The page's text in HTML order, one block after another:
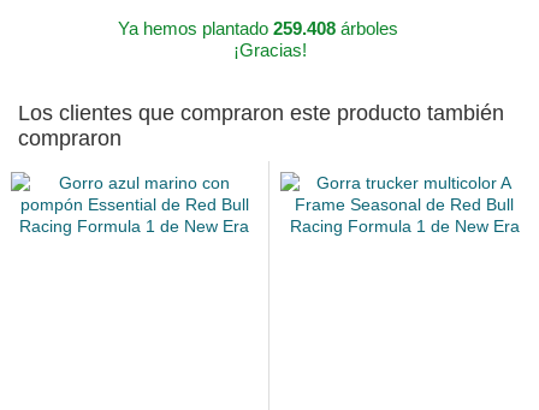
Ya hemos plantado 259.408 árboles
¡Gracias!
Los clientes que compraron este producto también
compraron